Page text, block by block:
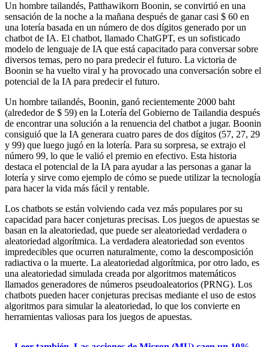
Un hombre tailandés, Patthawikorn Boonin, se convirtió en una
sensación de la noche a la mañana después de ganar casi $ 60 en
una lotería basada en un número de dos dígitos generado por un
chatbot de IA. El chatbot, llamado ChatGPT, es un sofisticado
modelo de lenguaje de IA que está capacitado para conversar sobre
diversos temas, pero no para predecir el futuro. La victoria de
Boonin se ha vuelto viral y ha provocado una conversación sobre el
potencial de la IA para predecir el futuro.
Un hombre tailandés, Boonin, ganó recientemente 2000 baht
(alrededor de $ 59) en la Lotería del Gobierno de Tailandia después
de encontrar una solución a la renuencia del chatbot a jugar. Boonin
consiguió que la IA generara cuatro pares de dos dígitos (57, 27, 29
y 99) que luego jugó en la lotería. Para su sorpresa, se extrajo el
número 99, lo que le valió el premio en efectivo. Esta historia
destaca el potencial de la IA para ayudar a las personas a ganar la
lotería y sirve como ejemplo de cómo se puede utilizar la tecnología
para hacer la vida más fácil y rentable.
Los chatbots se están volviendo cada vez más populares por su
capacidad para hacer conjeturas precisas. Los juegos de apuestas se
basan en la aleatoriedad, que puede ser aleatoriedad verdadera o
aleatoriedad algorítmica. La verdadera aleatoriedad son eventos
impredecibles que ocurren naturalmente, como la descomposición
radiactiva o la muerte. La aleatoriedad algorítmica, por otro lado, es
una aleatoriedad simulada creada por algoritmos matemáticos
llamados generadores de números pseudoaleatorios (PRNG). Los
chatbots pueden hacer conjeturas precisas mediante el uso de estos
algoritmos para simular la aleatoriedad, lo que los convierte en
herramientas valiosas para los juegos de apuestas.